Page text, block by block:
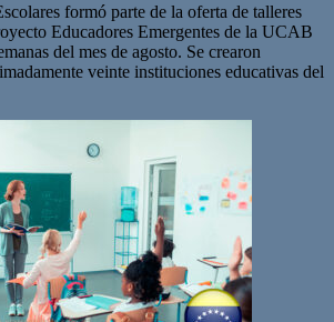
formó parte de la oferta de talleres
Educadores Emergentes de la UCAB
del mes de agosto. Se crearon
veinte instituciones educativas del